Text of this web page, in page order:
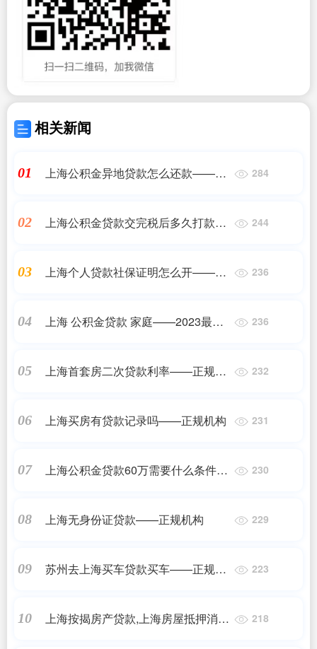
相关新闻
01
上海公积金异地贷款怎么还款——
284
02
上海公积金贷款交完税后多久打款
244
03
上海个人贷款社保证明怎么开——正
236
04
上海 公积金贷款 家庭——2023最新
236
05
上海首套房二次贷款利率——正规机
232
06 上海买房有贷款记录吗——正规机构 231
07
上海公积金贷款60万需要什么条件
230
08 上海无身份证贷款——正规机构 229
09
苏州去上海买车贷款买车——正规机
223
10
上海按揭房产贷款,上海房屋抵押消费
218